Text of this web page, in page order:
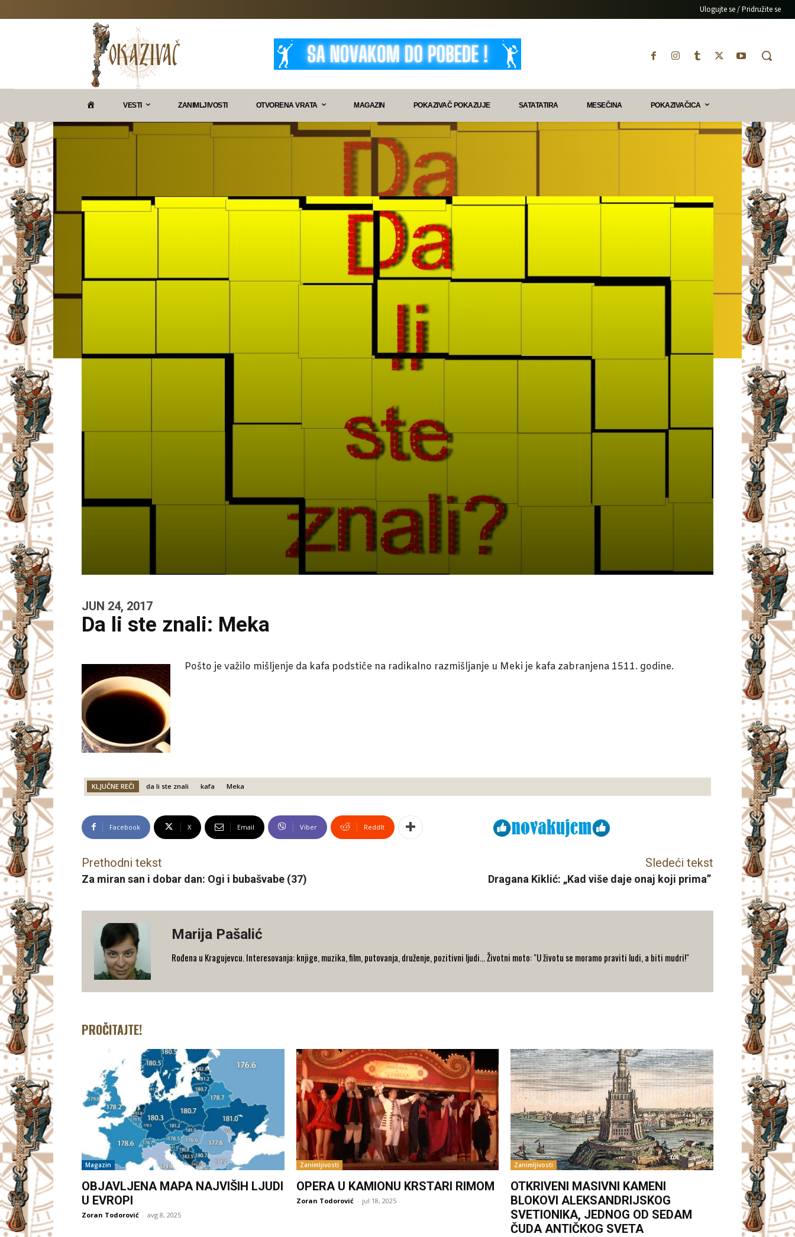
Ulogujte se / Pridružite se
O
A
VESTI ZANIMLJIVOSTI OTVORENA VRATA MAGAZIN POKAZIVAČ POKAZUJE SATATATIRA MESEČINA POKAZIVAČICA
JUN 24, 2017
Da li ste znali: Meka
Pošto je važilo mišljenje da kafa podstiče na radikalno razmišljanje u Meki je kafa zabranjena 1511. godine.
KLJUČNE REČI da li ste znali kafa Meka
Facebook X Email Viber ReddIt
Prethodni tekst
Za miran san i dobar dan: Ogi i bubašvabe (37)
Sledeći tekst
Dragana Kiklić: „Kad više daje onaj koji prima”
Marija Pašalić
​Rođena u Kragujevcu. Interesovanja: knjige, muzika, film, putovanja, druženje, pozitivni ljudi... Životni moto: "U životu se moramo praviti ludi, a biti mudri!"
PROČITAJTE!
Magazin
OBJAVLJENA MAPA NAJVIŠIH LJUDI
U EVROPI
Zoran Todorović - avg 8, 2025
Zanimljivosti
OPERA U KAMIONU KRSTARI RIMOM
Zoran Todorović - jul 18, 2025
Zanimljivosti
OTKRIVENI MASIVNI KAMENI
BLOKOVI ALEKSANDRIJSKOG
SVETIONIKA, JEDNOG OD SEDAM
ČUDA ANTIČKOG SVETA